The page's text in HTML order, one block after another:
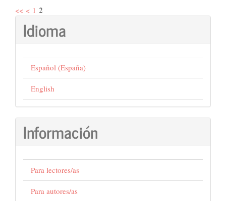
<< < 1 2
Idioma
Español (España)
English
Información
Para lectores/as
Para autores/as